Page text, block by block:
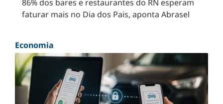
86% dos bares e restaurantes do RN esperam
faturar mais no Dia dos Pais, aponta Abrasel
Economia